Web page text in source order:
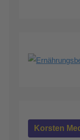
Korsten